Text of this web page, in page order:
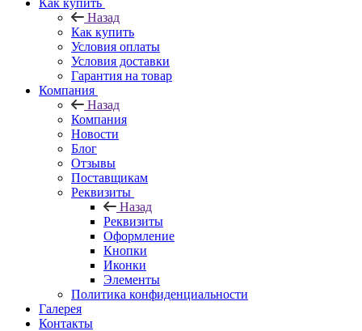
Как купить
Назад
Как купить
Условия оплаты
Условия доставки
Гарантия на товар
Компания
Назад
Компания
Новости
Блог
Отзывы
Поставщикам
Реквизиты
Назад
Реквизиты
Оформление
Кнопки
Иконки
Элементы
Политика конфиденциальности
Галерея
Контакты